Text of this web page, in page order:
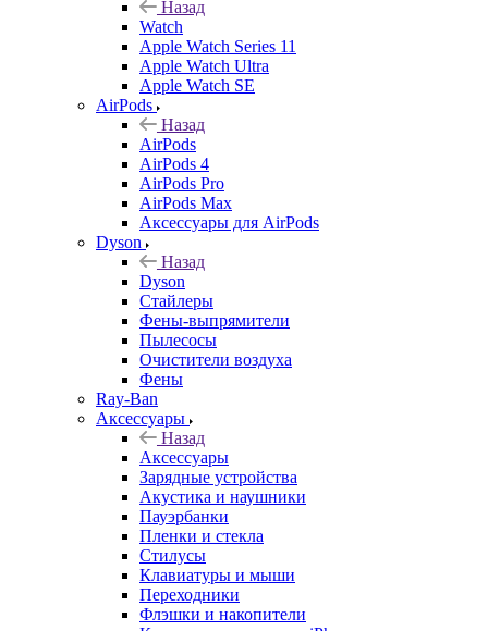
Назад
Watch
Apple Watch Series 11
Apple Watch Ultra
Apple Watch SE
AirPods
Назад
AirPods
AirPods 4
AirPods Pro
AirPods Max
Аксессуары для AirPods
Dyson
Назад
Dyson
Стайлеры
Фены-выпрямители
Пылесосы
Очистители воздуха
Фены
Ray-Ban
Аксессуары
Назад
Аксессуары
Зарядные устройства
Акустика и наушники
Пауэрбанки
Пленки и стекла
Стилусы
Клавиатуры и мыши
Переходники
Флэшки и накопители